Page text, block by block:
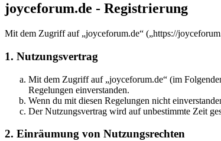
joyceforum.de - Registrierung
Mit dem Zugriff auf „joyceforum.de“ („https://
1. Nutzungsvertrag
Mit dem Zugriff auf „joyceforum.de“ (im
Regelungen einverstanden.
Wenn du mit diesen Regelungen nicht
Der Nutzungsvertrag wird auf unbestimmte Zeit
2. Einräumung von Nutzungsrechten